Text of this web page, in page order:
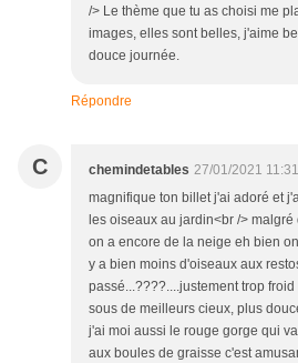
/> Le thème que tu as choisi me
images, elles sont belles, j'aime
douce journée.
Répondre
C chemindetables 27/01/2021 11:31
magnifique ton billet j'ai adoré et
les oiseaux au jardin<br />
on a encore de la neige eh bien
y a bien moins d'oiseaux aux
passé...????....justement trop
sous de meilleurs cieux, plus
j'ai moi aussi le rouge gorge qui
aux boules de graisse c'est